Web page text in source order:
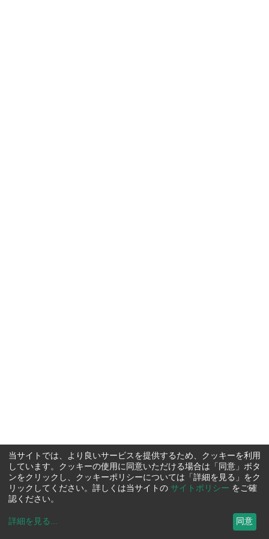
当サイトでは、より良いサービスを提供するため、クッキーを利用
しています。クッキーの使用に同意いただける場合は「同意」ボタ
ンをクリックし、クッキーポリシーについては「詳細を見る」をク
リックしてください。詳しくは当サイトの サイトポリシー をご確
認ください。
詳細を見る ... 同意